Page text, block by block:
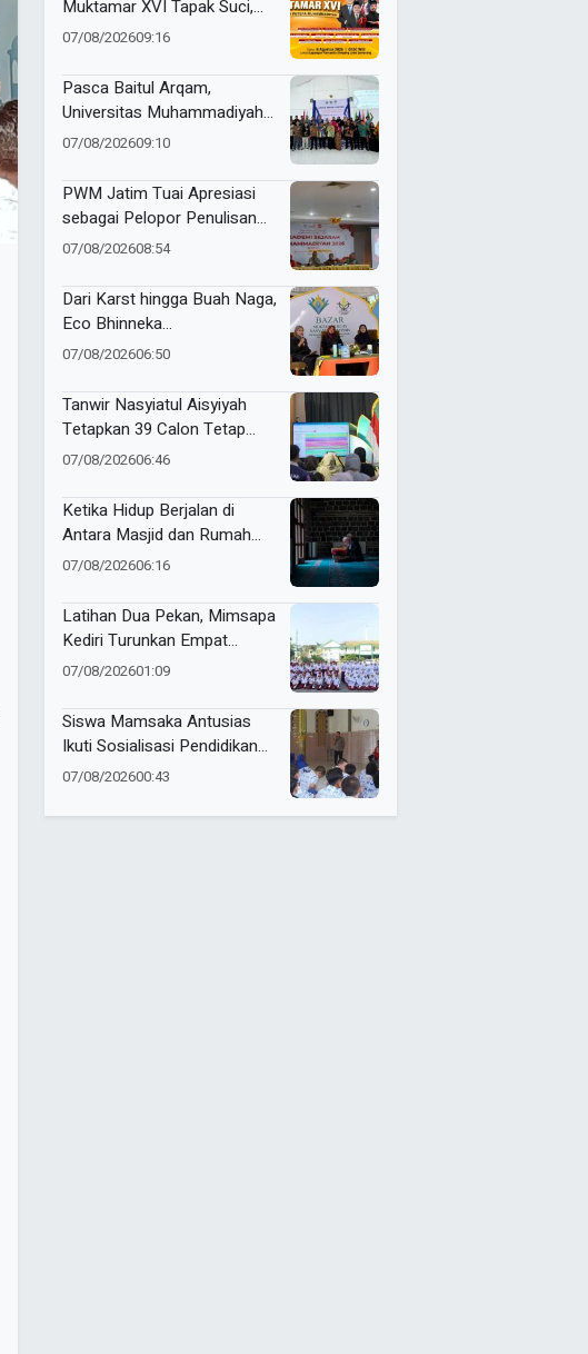
Muktamar XVI Tapak Suci,
Sejumlah Menteri dan Kapolri
07/08/202609:16
Pasca Baitul Arqam,
Universitas Muhammadiyah
Papua Barat Kawal RTL
07/08/202609:10
PWM Jatim Tuai Apresiasi
sebagai Pelopor Penulisan
Sejarah Muhammadiyah
07/08/202608:54
Dari Karst hingga Buah Naga,
Eco Bhinneka
Muhammadiyah Tunjukkan
Muktamar Nasyiatul Aisyiyah
07/08/202606:50
Tanwir Nasyiatul Aisyiyah
Tetapkan 39 Calon Tetap
PPNA 2026–2030, Pemilihan
07/08/202606:46
Ketika Hidup Berjalan di
Antara Masjid dan Rumah
Sakit
07/08/202606:16
Latihan Dua Pekan, Mimsapa
Kediri Turunkan Empat
Peleton pada LBB HUT Ke-
07/08/202601:09
Siswa Mamsaka Antusias
Ikuti Sosialisasi Pendidikan
Lanjutan ke Luar Negeri
07/08/202600:43